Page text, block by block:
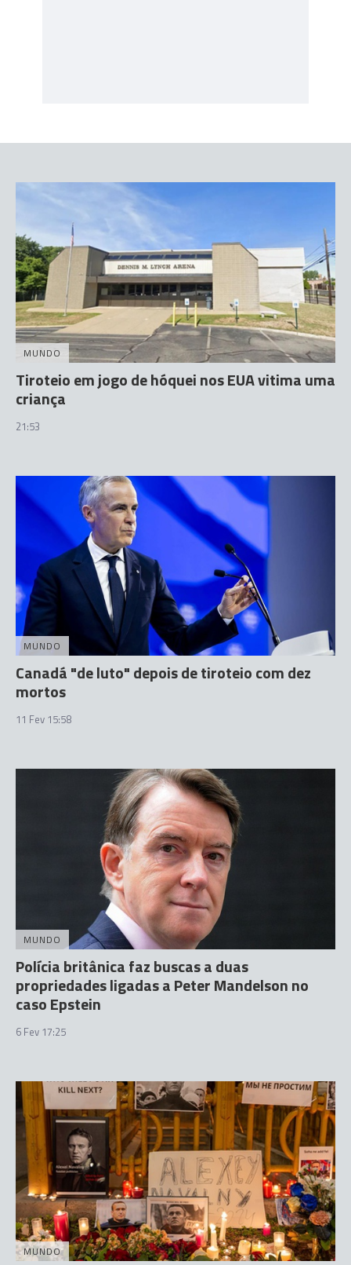
MUNDO
Tiroteio em jogo de hóquei nos EUA vitima uma
criança
21:53
MUNDO
Canadá "de luto" depois de tiroteio com dez
mortos
11 Fev 15:58
MUNDO
Polícia britânica faz buscas a duas
propriedades ligadas a Peter Mandelson no
caso Epstein
6 Fev 17:25
MUNDO